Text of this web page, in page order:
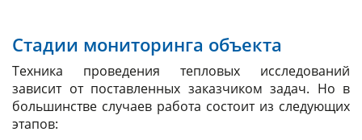
Стадии мониторинга объекта
Техника проведения тепловых исследований
зависит от поставленных заказчиком задач. Но в
большинстве случаев работа состоит из следующих
этапов: